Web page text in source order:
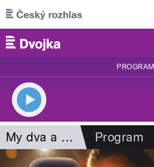
Přejít k hlavnímu obsahu
PROGRAM
My dva a čas Program